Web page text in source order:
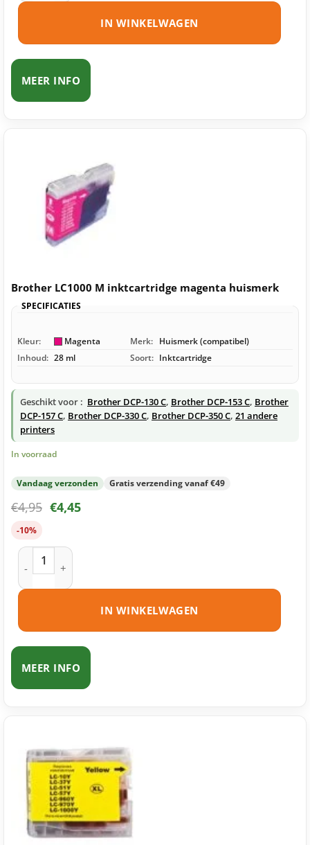
IN WINKELWAGEN
MEER INFO
Brother LC1000 M inktcartridge magenta huismerk
SPECIFICATIES
Kleur: Magenta Merk: Huismerk (compatibel)
Inhoud: 28 ml Soort: Inktcartridge
Geschikt voor : Brother DCP-130 C, Brother DCP-153 C, Brother
DCP-157 C, Brother DCP-330 C, Brother DCP-350 C, 21 andere
printers
In voorraad
Vandaag verzonden Gratis verzending vanaf €49
€4,95 €4,45
-10%
Brother LC1000 M inktcartridge magenta huismerk aantal
IN WINKELWAGEN
MEER INFO